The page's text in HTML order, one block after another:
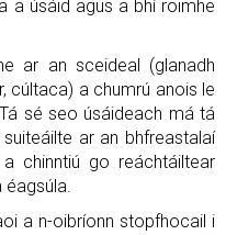
a úsáid agus a bhí roimhe
ar an sceideal (glanadh
cúltaca) a chumrú anois le
sé seo úsáideach má tá
ar an bhfreastalaí
chinntiú go reáchtáiltear
éagsúla.
a n-oibríonn stopfhocail i